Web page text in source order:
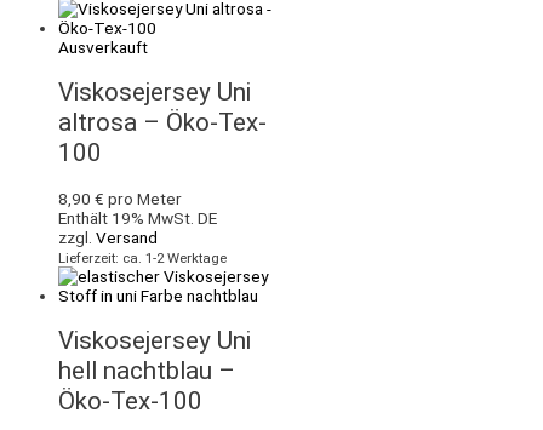
Ausverkauft
Viskosejersey Uni
altrosa – Öko-Tex-
100
8,90 € pro Meter
Enthält 19% MwSt. DE
zzgl. Versand
Lieferzeit: ca. 1-2 Werktage
Viskosejersey Uni
hell nachtblau –
Öko-Tex-100